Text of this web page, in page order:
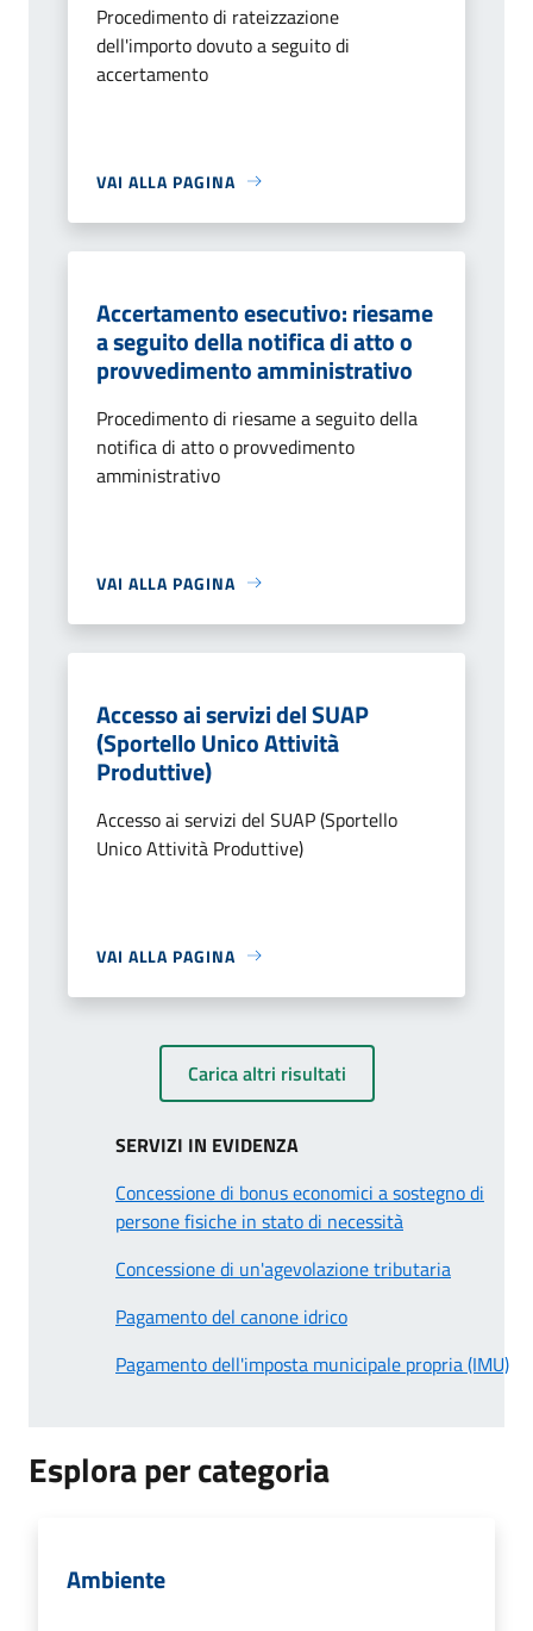
Procedimento di rateizzazione
dell'importo dovuto a seguito di
accertamento
VAI ALLA PAGINA
Accertamento esecutivo: riesame
a seguito della notifica di atto o
provvedimento amministrativo
Procedimento di riesame a seguito della
notifica di atto o provvedimento
amministrativo
VAI ALLA PAGINA
Accesso ai servizi del SUAP
(Sportello Unico Attività
Produttive)
Accesso ai servizi del SUAP (Sportello
Unico Attività Produttive)
VAI ALLA PAGINA
Carica altri risultati
SERVIZI IN EVIDENZA
Concessione di bonus economici a sostegno di
persone fisiche in stato di necessità
Concessione di un'agevolazione tributaria
Pagamento del canone idrico
Pagamento dell'imposta municipale propria (IMU)
Esplora per categoria
Ambiente